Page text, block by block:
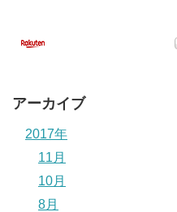
アーカイブ
2017年
11月
10月
8月